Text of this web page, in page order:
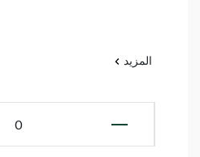
المزيد
0